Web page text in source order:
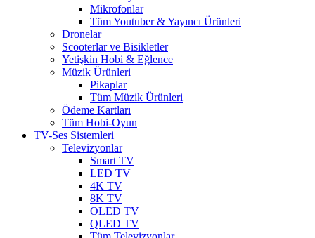
Mikrofonlar
Tüm Youtuber & Yayıncı Ürünleri
Dronelar
Scooterlar ve Bisikletler
Yetişkin Hobi & Eğlence
Müzik Ürünleri
Pikaplar
Tüm Müzik Ürünleri
Ödeme Kartları
Tüm Hobi-Oyun
TV-Ses Sistemleri
Televizyonlar
Smart TV
LED TV
4K TV
8K TV
OLED TV
QLED TV